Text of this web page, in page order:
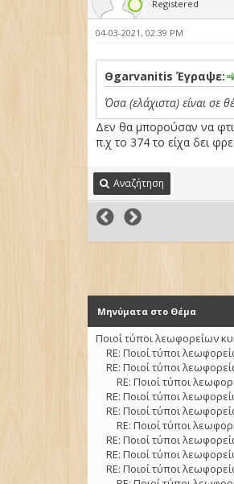
Registered
04-03-2021, 02:39 PM
Θgarvanitis Έγραψε:
Όσα (ελάχιστα) είναι σε
Δεν θα μπορούσαν να
π.χ το 374 το είχα δει
Αναζήτηση
Μηνύματα στο Θέμα
Ποιοί τύποι λεωφορείων
RE: Ποιοί τύποι
RE: Ποιοί τύποι
RE: Ποιοί τύποι
RE: Ποιοί τύποι
RE: Ποιοί τύποι
RE: Ποιοί τύποι
RE: Ποιοί τύποι
RE: Ποιοί τύποι
RE: Ποιοί τύποι